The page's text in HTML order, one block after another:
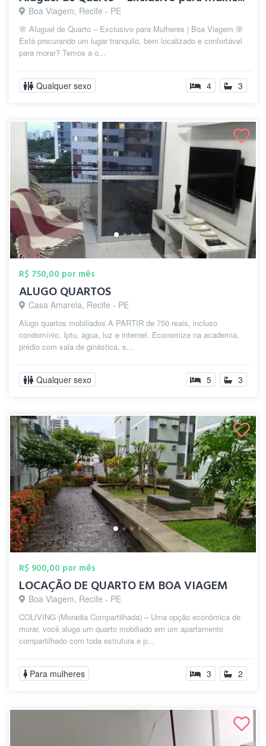
Boa Viagem, Recife - PE
🌸 Aluguel de Quarto – Exclusivo para Mulheres | Boa Viagem 🌸
Está procurando um lugar tranquilo, bem localizado e confortável
para morar? Temos a o...
Qualquer sexo 4 3
R$ 750,00 por mês
ALUGO QUARTOS
Casa Amarela, Recife - PE
Alugo quartos mobiliados A PARTIR de 750 reais, incluso
condomínio, Iptu, água, luz e internet. Economize na academia,
prédio com sala de ginástica, s...
Qualquer sexo 5 3
R$ 900,00 por mês
LOCAÇÃO DE QUARTO EM BOA VIAGEM
Boa Viagem, Recife - PE
COLIVING (Moradia Compartilhada) – Uma opção econômica de
morar, você aluga um quarto mobiliado em um apartamento
compartilhado com toda estrutura e p...
Para mulheres 3 2